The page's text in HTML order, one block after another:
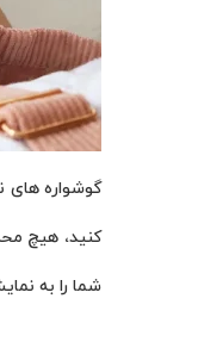
گوشواره های
کنید، هیچ
شما را به